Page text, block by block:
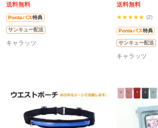
【L
送料無料
Pontaパス特典
サンキュー配送
キャラッツ
送料無料
★★★★★ (2)
Pontaパス特典
サンキュー配送
キャラッツ